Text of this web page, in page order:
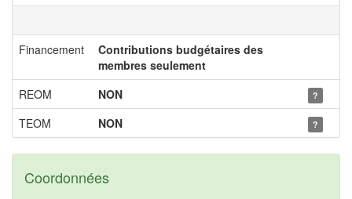
Financement
Contributions budgétaires des
membres seulement
REOM
NON ?
TEOM NON ?
Coordonnées